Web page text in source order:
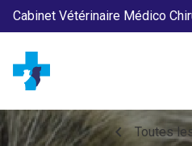
Cabinet Vétérinaire Médico
chevron_left Toutes